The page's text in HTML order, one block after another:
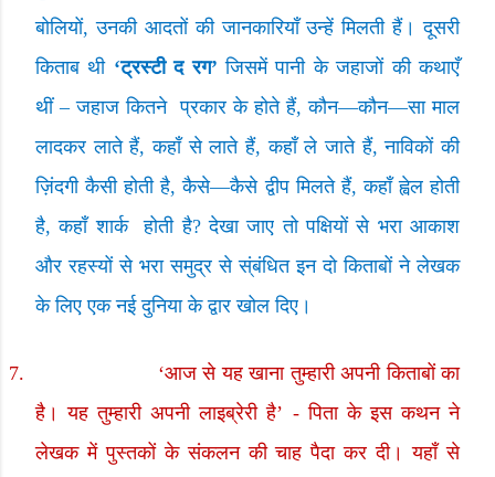
बोलियों,उनकी आदतों की जानकारियाँ उन्हें मिलती हैं। दूसरी
किताब थी ‘ट्रस्टी द रग’ जिसमें पानी के जहाजों की कथाएँ
थीं–जहाज कितने प्रकार के होते हैं,कौन—कौन—सा माल
लादकर लाते हैं,कहाँ से लाते हैं, कहाँ ले जाते हैं,नाविकों की
ज़िंदगी कैसी होती है,कैसे—कैसे द्वीप मिलते हैं,कहाँ ह्वेल होती
है,कहाँ शार्क होती है?देखा जाए तो पक्षियों से भरा आकाश
और रहस्यों से भरा समुद्र से स्ंबंधित इन दो किताबों ने लेखक
के लिए एक नई दुनिया के द्वार खोल दिए।
7. ‘आज से यह खाना तुम्हारी अपनी किताबों का
है। यह तुम्हारी अपनी लाइब्रेरी है’ -पिता के इस कथन ने
लेखक में पुस्तकों के संकलन की चाह पैदा कर दी। यहाँ से